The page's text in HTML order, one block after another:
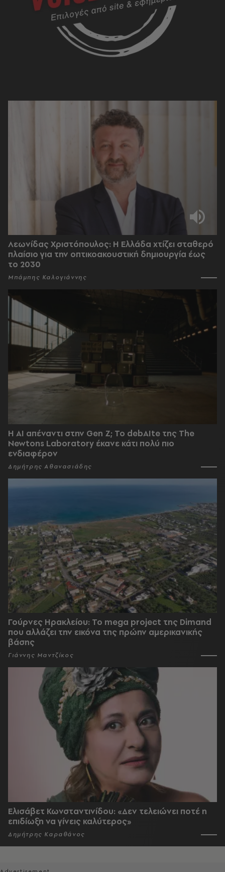
Λεωνίδας Χριστόπουλος: Η Ελλάδα χτίζει σταθερό
πλαίσιο για την οπτικοακουστική δημιουργία έως
το 2030
Μπάμπης Καλογιάννης
Η AI απέναντι στην Gen Z; Το debAIte της The
Newtons Laboratory έκανε κάτι πολύ πιο
ενδιαφέρον
Δημήτρης Αθανασιάδης
Γούρνες Ηρακλείου: To mega project της Dimand
που αλλάζει την εικόνα της πρώην αμερικανικής
βάσης
Γιάννης Μαντζίκος
Ελισάβετ Κωνσταντινίδου: «Δεν τελειώνει ποτέ η
επιδίωξη να γίνεις καλύτερος»
Δημήτρης Καραθάνος